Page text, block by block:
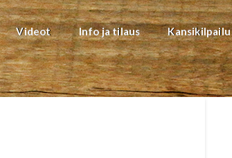
Videot Info ja tilaus Kansikilpailu